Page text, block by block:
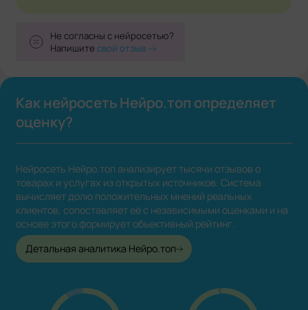
Не согласны с нейросетью?
Напишитесвой отзыв
Как нейросеть Нейро.топ определяет
оценку?
Нейросеть Нейро.топ анализирует тысячи отзывов о
товарах и услугах из открытых источников. Система
вычисляет долю положительных мнений реальных
клиентов, сопоставляет её с независимыми оценками и на
основе этого формирует объективный рейтинг.
Детальная аналитика Нейро.топ